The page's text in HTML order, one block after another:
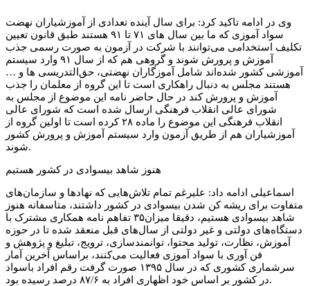
وی در ادامه تاکید کرد: برای سال آینده تعدادی از آموزشیاران نهضت
سواد آموزی که ما بین سال های ۷۱ تا ۹۱ هستند طبق قانون تعیین
تکلیف استخدامی می‌توانند با شرکت در آزمون به صورت رسمی جذب
آموزش و پرورش شوند و گروهی هم که از سال ۹۱ وارد سیستم
آموزشی کشور شده‌اند شامل آموزگاران نهضتی، حق‌التدریسی‌ ها و …
هستند مجلس به دنبال راهکاری است تا این گروه از معلمان را جذب
آموزش و پرورش کند در حال حاضر نامه این موضوع از مجلس به
شورای عالی انقلاب فرهنگی ارسال شده است که شورای عالی
انقلاب فرهنگی این موضوع را ماده ۲۸ کرده است تا اولین گروه از
آموزشیاران هم از طریق آزمون وارد سیستم آموزش و پرورش کشور
شوند.
هنوز شاهد بیسوادی در کشور هستیم
اسماعیلی ادامه داد: علیرغم تمام تلاش‌هایی که نهادها و سازمان‌های
متفاوت برای ریشه کن شدن بیسوادی در کشور داشتند، متاسفانه هنوز
شاهد بیسوادی هستیم، دقیقا میزان۳۵ تفاهم نامه همکاری مشترک با
دستگاه‌های دولتی و غیر دولتی از سال‌های قبل منعقد شده تا در حوزه
آموزش، نظارت، تولید محتوا، توانمندسازی، ترویج، تبلیغ و پژوهش و
فن آوری با سواد آموزی فعالیت می‌کنند، براساس آخرین آمار
سرشماری کشوری که در سال ۱۳۹۵ صورت گرفت رقم افراد باسواد
در کشور بر اساس خود اظهاری افراد به ۸۷/۶ درصد رسیده بود.